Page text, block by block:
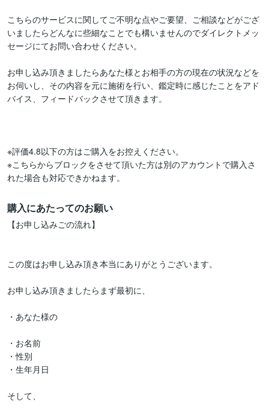
こちらのサービスに関してご不明な点やご要望、ご相談などがござ
いましたらどんなに些細なことでも構いませんのでダイレクトメッ
セージにてお問い合わせください。
お申し込み頂きましたらあなた様とお相手の方の現在の状況などを
お伺いし、その内容を元に施術を行い、鑑定時に感じたことをアド
バイス、フィードバックさせて頂きます。
※評価4.8以下の方はご購入をお控えください。
※こちらからブロックをさせて頂いた方は別のアカウントで購入さ
れた場合も対応できかねます。
購入にあたってのお願い
【お申し込みごの流れ】
この度はお申し込み頂き本当にありがとうございます。
お申し込み頂きましたらまず最初に、
・あなた様の
・お名前
・性別
・生年月日
そして、